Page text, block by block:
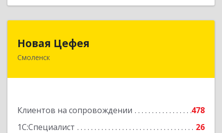
Новая Цефея
Смоленск
Клиентов на сопровождении
478
1С:Специалист
26
214018, Смоленская обл, Смоленск г, Раевского